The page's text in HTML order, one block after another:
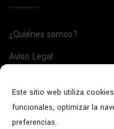
Este sitio web utiliza
funcionales, optimizar la
preferencias.
¿Quiénes somos?
Aviso Legal
Política de cookies
Agente de la propiedad